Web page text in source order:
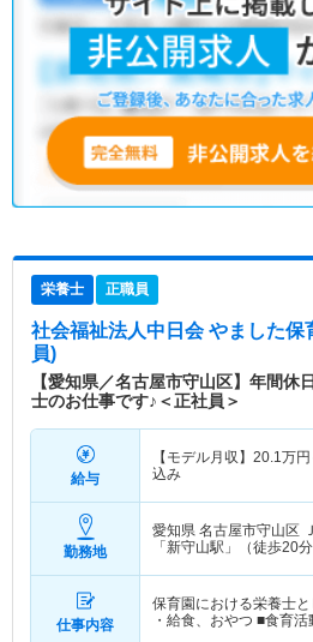
栄養士 正職員
社会福祉法人中日会 やました保
員)
【愛知県／名古屋市守山区】年間
士のお仕事です♪＜正社員＞
給与
【モデル月収】 20.1万円
込み
勤務地
愛知県 名古屋市守山区
「新守山駅」（徒歩20分
仕事内容
保育園における栄養士
・給食、おやつ ■食育